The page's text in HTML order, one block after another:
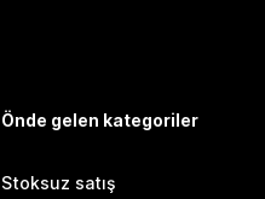
Önde gelen kategoriler
Stoksuz satış